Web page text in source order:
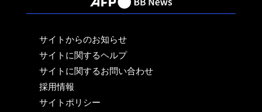
サイトからのお知らせ
サイトに関するヘルプ
サイトに関するお問い合わせ
採用情報
サイトポリシー